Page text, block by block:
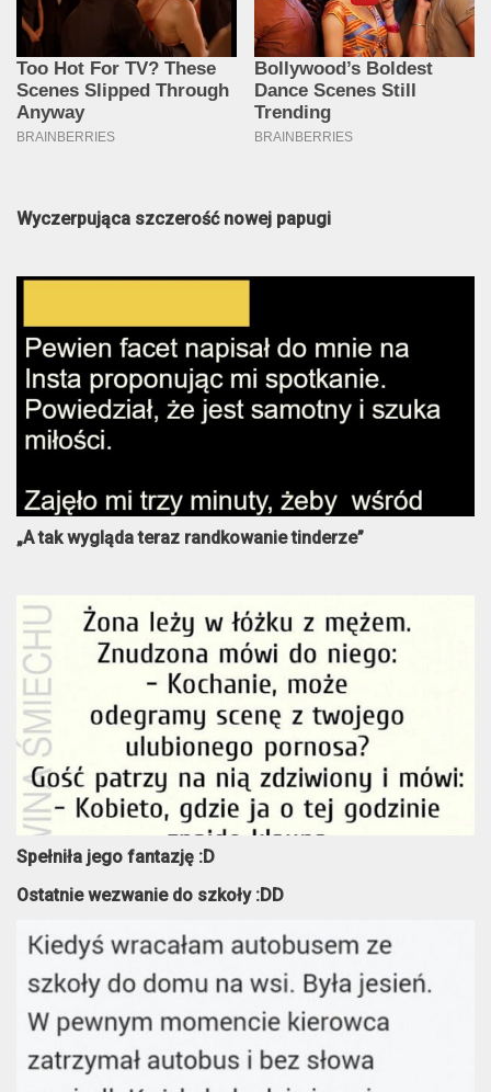
Wyczerpująca szczerość nowej papugi
„A tak wygląda teraz randkowanie tinderze”
Spełniła jego fantazję :D
Ostatnie wezwanie do szkoły :DD